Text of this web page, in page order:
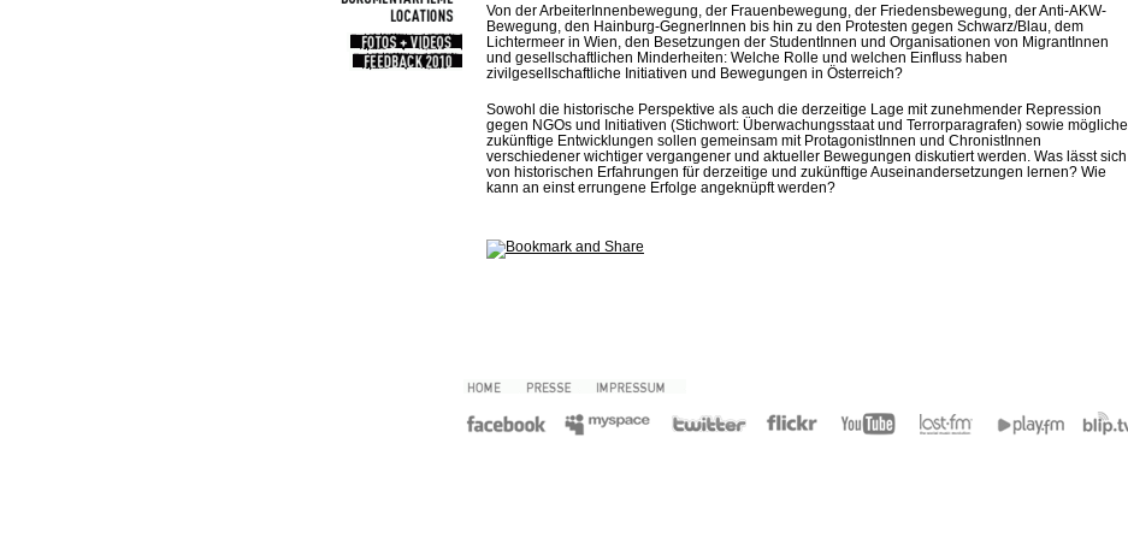
Von der ArbeiterInnenbewegung, der Frauenbewegung, der Friedensbewegung, der Anti-AKW-
Bewegung, den Hainburg-GegnerInnen bis hin zu den Protesten gegen Schwarz/Blau, dem
Lichtermeer in Wien, den Besetzungen der StudentInnen und Organisationen von MigrantInnen
und gesellschaftlichen Minderheiten: Welche Rolle und welchen Einfluss haben
zivilgesellschaftliche Initiativen und Bewegungen in Österreich?
Sowohl die historische Perspektive als auch die derzeitige Lage mit zunehmender Repression
gegen NGOs und Initiativen (Stichwort: Überwachungsstaat und Terrorparagrafen) sowie mögliche
zukünftige Entwicklungen sollen gemeinsam mit ProtagonistInnen und ChronistInnen
verschiedener wichtiger vergangener und aktueller Bewegungen diskutiert werden. Was lässt sich
von historischen Erfahrungen für derzeitige und zukünftige Auseinandersetzungen lernen? Wie
kann an einst errungene Erfolge angeknüpft werden?